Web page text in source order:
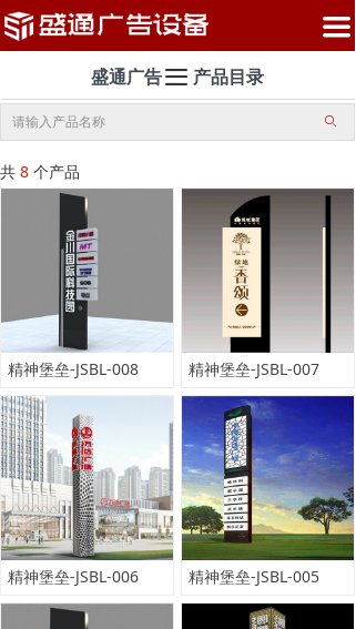
끀
首页
产品中心
案例展示
新闻中心
盛通服务
联系我们
끀
盛通广告 产品目录
ꄙ
共 8 个产品
精神堡垒-JSBL-008 精神堡垒-JSBL-007
精神堡垒-JSBL-006 精神堡垒-JSBL-005